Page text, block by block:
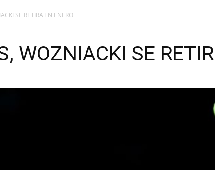
SE RETIRA EN ENERO
WOZNIACKI SE